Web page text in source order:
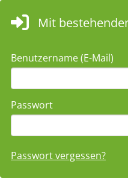
Mit
Benutzername (E-Mail)
Passwort
Passwort vergessen?